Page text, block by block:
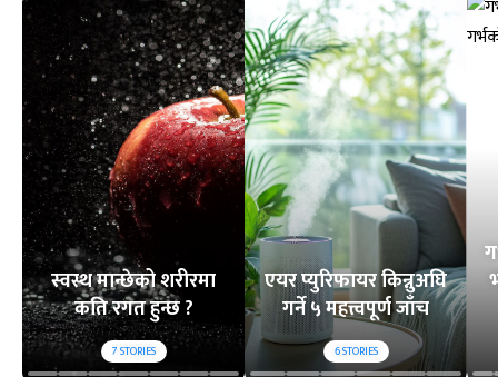
स्वस्थ मान्छेको शरीरमा
कति रगत हुन्छ ?
7STORIES
एयर प्युरिफायर किन्नुअघि
गर्ने ५ महत्त्वपूर्ण जाँच
6STORIES